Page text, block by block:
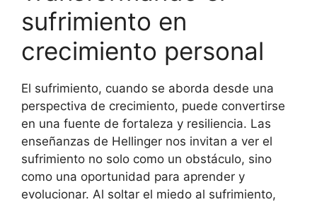
sufrimiento en
crecimiento personal
El sufrimiento, cuando se aborda desde una
perspectiva de crecimiento, puede convertirse
en una fuente de fortaleza y resiliencia. Las
enseñanzas de Hellinger nos invitan a ver el
sufrimiento no solo como un obstáculo, sino
como una oportunidad para aprender y
evolucionar. Al soltar el miedo al sufrimiento,